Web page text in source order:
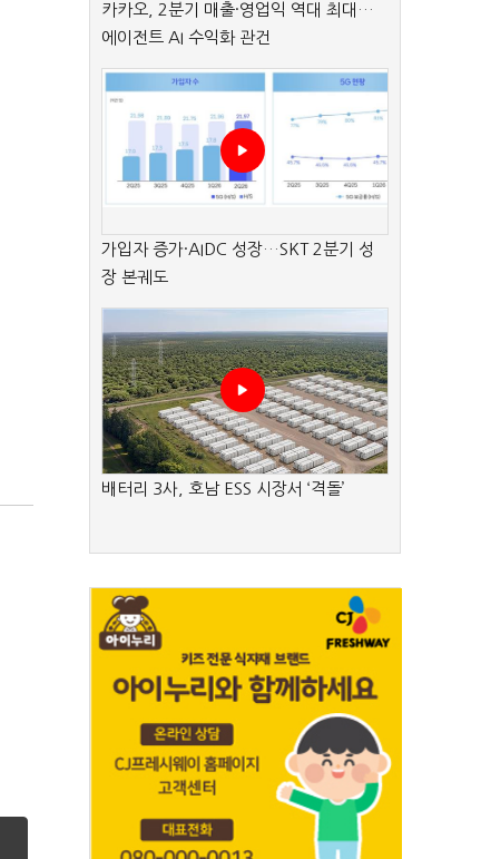
카카오, 2분기 매출·영업익 역대 최대…
에이전트 AI 수익화 관건
가입자 증가·AIDC 성장…SKT 2분기 성
장 본궤도
배터리 3사, 호남 ESS 시장서 ‘격돌’